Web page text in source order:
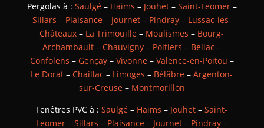
Pergolas à : Saulgé– Haims – Jouhet– Saint-Leomer–
Sillars – Plaisance– Journet– Pindray– Lussac-les-
Châteaux – La Trimouille – Moulismes – Bourg-
Archambault –Chauvigny – Poitiers – Bellac –
Confolens – Gençay– Vivonne– Valence-en-Poitou –
Le Dorat –Chaillac – Limoges – Bélâbre –Argenton-
sur-Creuse– Montmorillon
Fenêtres PVC à :Saulgé – Haims – Jouhet –Saint-
Leomer –Sillars – Plaisance – Journet – Pindray –